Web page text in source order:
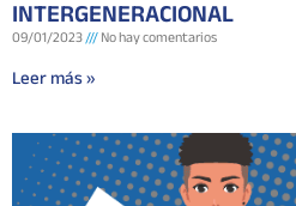
INTERGENERACIONAL
09/01/2023 No hay comentarios
Leer más »